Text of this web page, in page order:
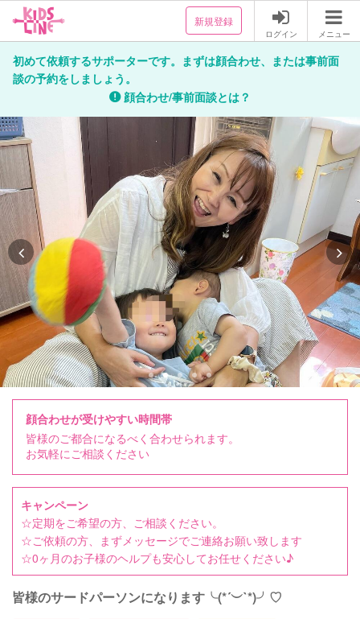
新規登録
ログイン メニュー
初めて依頼するサポーターです。まずは顔合わせ、または事前面
談の予約をしましょう。
顔合わせ/事前面談とは？
顔合わせが受けやすい時間帯
皆様のご都合になるべく合わせられます。
お気軽にご相談ください
キャンペーン
☆定期をご希望の方、ご相談ください。
☆ご依頼の方、まずメッセージでご連絡お願い致します
☆0ヶ月のお子様のヘルプも安心してお任せください♪
皆様のサードパーソンになります╰(*´︶`*)╯♡